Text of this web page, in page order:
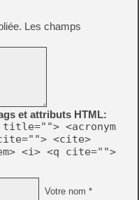
Les champs
et attributs HTML:
<acronym
<cite>
<i> <q cite="">
Votre nom *